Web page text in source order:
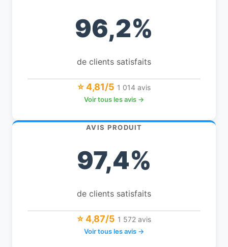
96,2%
de clients satisfaits
⭐ 4,81/5 1 014 avis
Voir tous les avis →
AVIS PRODUIT
97,4%
de clients satisfaits
⭐ 4,87/5 1 572 avis
Voir tous les avis →